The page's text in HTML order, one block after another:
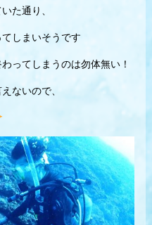
た通り、
しまいそうです
ってしまうのは勿体無い！
ないので、